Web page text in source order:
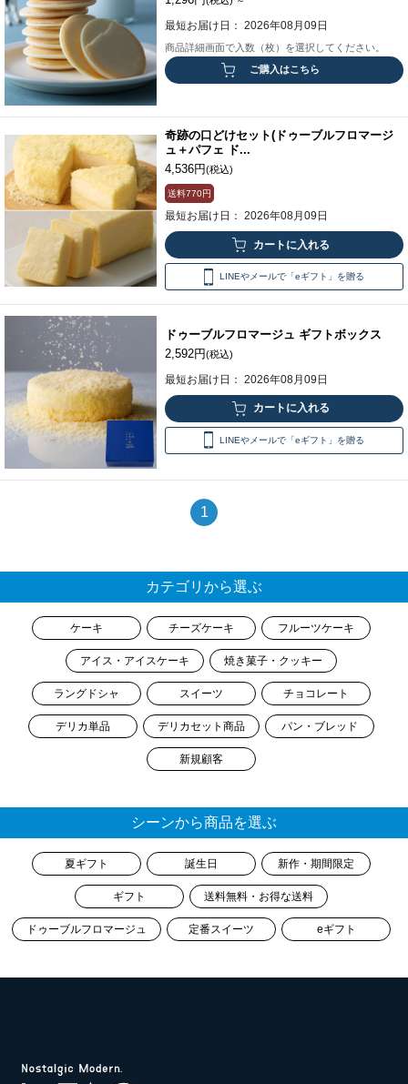
最短お届け日： 2026年08月09日
商品詳細画面で入数（枚）を選択してください。
ご購入はこちら
奇跡の口どけセット(ドゥーブルフロマージ
ュ＋パフェ ド...
4,536円(税込)
送料770円
最短お届け日： 2026年08月09日
LINEやメールで「eギフト」を贈る
ドゥーブルフロマージュ ギフトボックス
2,592円(税込)
最短お届け日： 2026年08月09日
LINEやメールで「eギフト」を贈る
1
カテゴリから選ぶ
ケーキ チーズケーキ フルーツケーキ
アイス・アイスケーキ 焼き菓子・クッキー
ラングドシャ スイーツ チョコレート
デリカ単品 デリカセット商品 パン・ブレッド
新規顧客
シーンから商品を選ぶ
夏ギフト 誕生日 新作・期間限定
ギフト 送料無料・お得な送料
ドゥーブルフロマージュ 定番スイーツ eギフト